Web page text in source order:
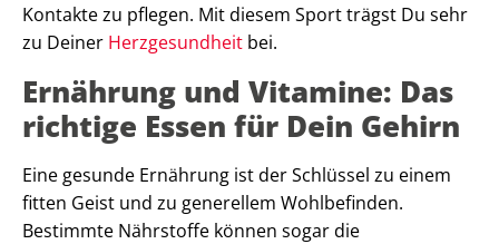
Kontakte zu pflegen. Mit diesem Sport trägst Du sehr
zu Deiner Herzgesundheit bei.
Ernährung und Vitamine: Das
richtige Essen für Dein Gehirn
Eine gesunde Ernährung ist der Schlüssel zu einem
fitten Geist und zu generellem Wohlbefinden.
Bestimmte Nährstoffe können sogar die